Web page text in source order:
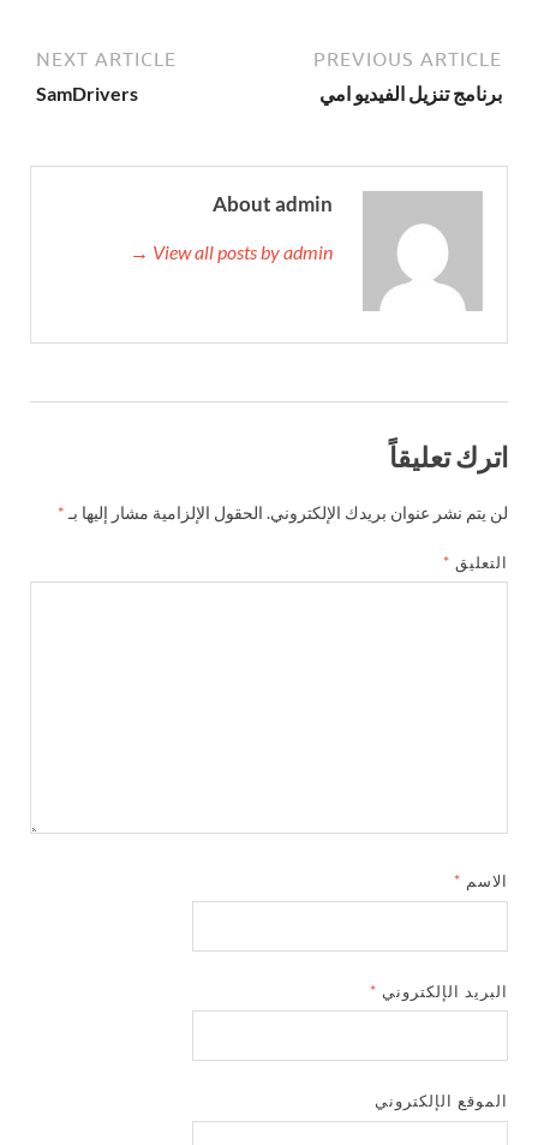
PREVIOUS ARTICLE
برنامج تنزيل الفيديو امي
NEXT ARTICLE
SamDrivers
About admin
View all posts by admin →
اترك تعليقاً
لن يتم نشر عنوان بريدك الإلكتروني. الحقول الإلزامية مشار إليها بـ *
التعليق *
الاسم *
البريد الإلكتروني *
الموقع الإلكتروني